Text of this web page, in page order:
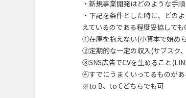
・新規事業開発はどのような手
・下記を条件とした時に、どの
えているのである程度妥協しても
①在庫を抱えない(小資本で始め
②定期的な一定の収入(サブスク
③SNS広告でCVを生めること
④すでにうまくいってるものがあ
※to B、to Cどちらでも可